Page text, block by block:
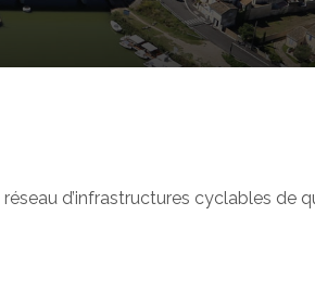
d’infrastructures cyclables de